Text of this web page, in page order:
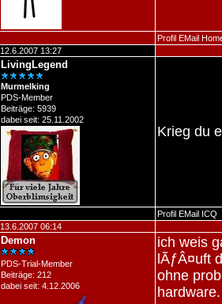
Profil EMail
12.6.2007 13:27
LivingLegend
Murmelking
PDS-Member
Beiträge: 5939
dabei seit: 25.11.2002
Krieg du
Profil EMail ICQ
13.6.2007 06:14
Demon
PDS-Trial-Member
Beiträge: 212
dabei seit: 4.12.2006
ich weis
lÃƒÂ¤uft
ohne
hardware.